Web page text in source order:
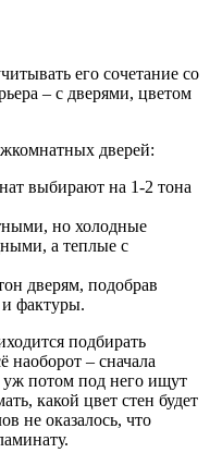
его сочетание со
– с дверями, цветом
дверей:
выбирают на 1-2 тона
но холодные
а теплые с
дверям, подобрав
фактуры.
подбирать
наоборот – сначала
потом под него ищут
какой цвет стен будет
не оказалось, что